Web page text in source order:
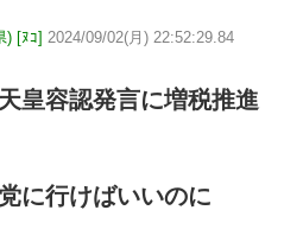
) [ﾇｺ] 2024/09/02(月) 22:52:29.84
皇容認発言に増税推進
に行けばいいのに